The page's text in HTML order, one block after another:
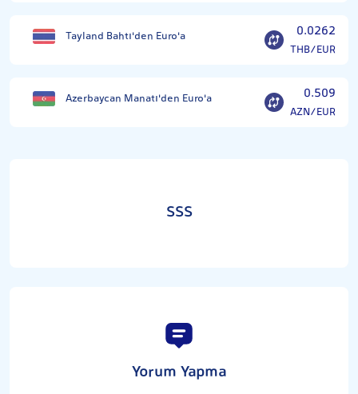
Tayland Bahtı'den Euro'a 0.0262
THB/EUR
Azerbaycan Manatı'den Euro'a 0.509
AZN/EUR
SSS
Yorum Yapma